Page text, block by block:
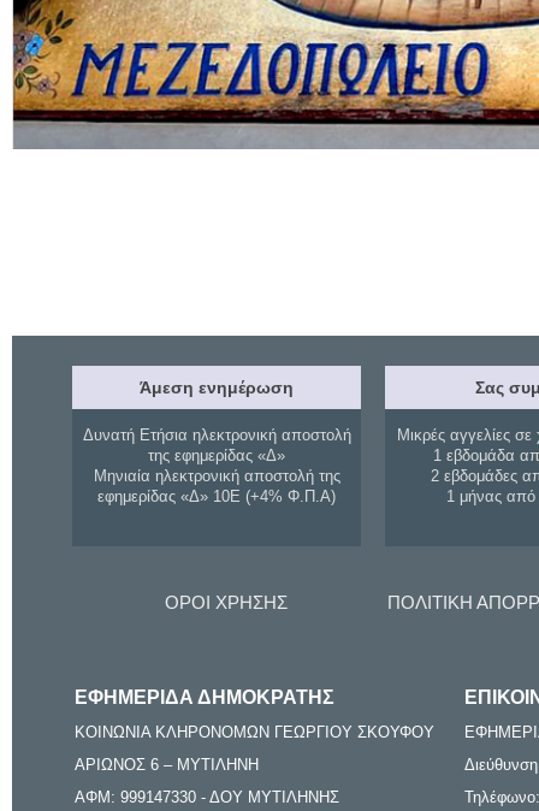
Άμεση ενημέρωση
Δυνατή Ετήσια ηλεκτρονική αποστολή
της εφημερίδας «Δ»
Μηνιαία ηλεκτρονική αποστολή της
εφημερίδας «Δ» 10Ε (+4% Φ.Π.Α)
Σας
Μικρές αγγελίες σε
1 εβδομάδα
2 εβδομάδες
1 μήνας
ΟΡΟΙ ΧΡΗΣΗΣ ΠΟΛΙΤΙΚΗ
ΕΦΗΜΕΡΙΔΑ ΔΗΜΟΚΡΑΤΗΣ
ΚΟΙΝΩΝΙΑ ΚΛΗΡΟΝΟΜΩΝ ΓΕΩΡΓΙΟΥ ΣΚΟΥΦΟΥ
ΑΡΙΩΝΟΣ 6 – ΜΥΤΙΛΗΝΗ
ΑΦΜ: 999147330 - ΔΟΥ ΜΥΤΙΛΗΝΗΣ